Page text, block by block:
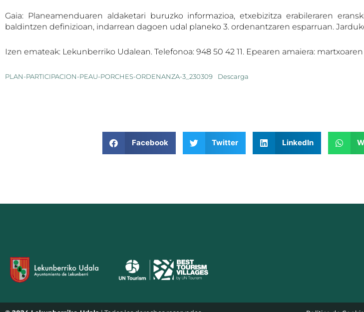
Gaia: Planeamenduaren aldaketari buruzko informazioa, etxebizitza erabileraren
baldintzen definizioan, indarrean dagoen udal planeko 3. ordenantzaren esparruan.
Izen emateak: Lekunberriko Udalean. Telefonoa: 948 50 42 11. Epearen amaiera:
PLAN-PARTICIPACION-PEAU-PORCHES-ORDENANZA-3_230309 Descarga
Facebook Twitter LinkedIn